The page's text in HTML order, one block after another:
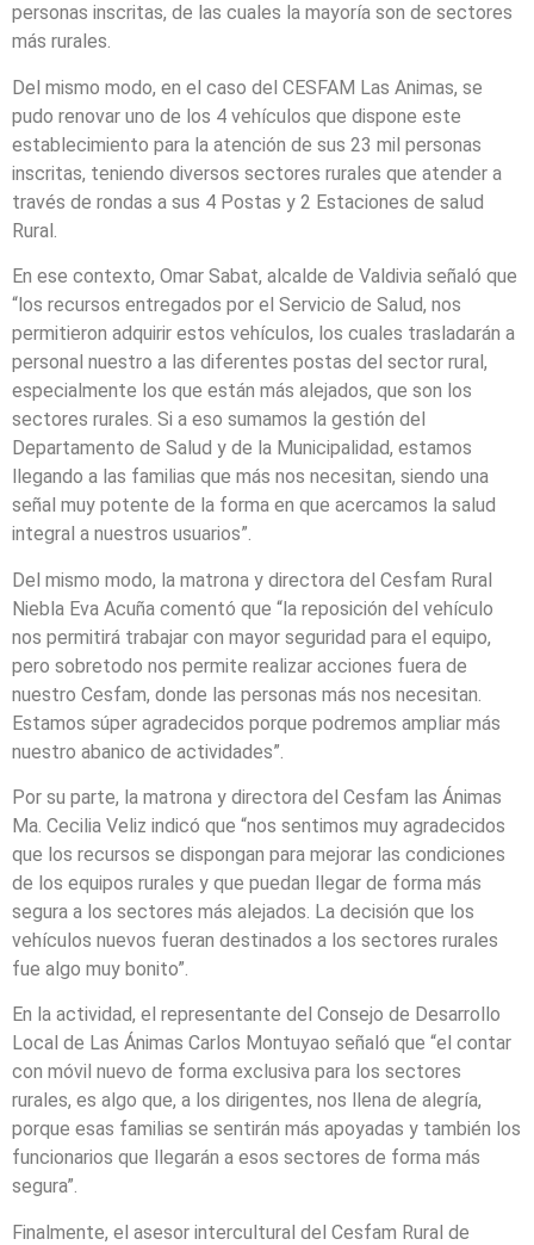
personas inscritas, de las cuales la mayoría son de sectores
más rurales.
Del mismo modo, en el caso del CESFAM Las Animas, se
pudo renovar uno de los 4 vehículos que dispone este
establecimiento para la atención de sus 23 mil personas
inscritas, teniendo diversos sectores rurales que atender a
través de rondas a sus 4 Postas y 2 Estaciones de salud
Rural.
En ese contexto, Omar Sabat, alcalde de Valdivia señaló que
“los recursos entregados por el Servicio de Salud, nos
permitieron adquirir estos vehículos, los cuales trasladarán a
personal nuestro a las diferentes postas del sector rural,
especialmente los que están más alejados, que son los
sectores rurales. Si a eso sumamos la gestión del
Departamento de Salud y de la Municipalidad, estamos
llegando a las familias que más nos necesitan, siendo una
señal muy potente de la forma en que acercamos la salud
integral a nuestros usuarios”.
Del mismo modo, la matrona y directora del Cesfam Rural
Niebla Eva Acuña comentó que “la reposición del vehículo
nos permitirá trabajar con mayor seguridad para el equipo,
pero sobretodo nos permite realizar acciones fuera de
nuestro Cesfam, donde las personas más nos necesitan.
Estamos súper agradecidos porque podremos ampliar más
nuestro abanico de actividades”.
Por su parte, la matrona y directora del Cesfam las Ánimas
Ma. Cecilia Veliz indicó que “nos sentimos muy agradecidos
que los recursos se dispongan para mejorar las condiciones
de los equipos rurales y que puedan llegar de forma más
segura a los sectores más alejados. La decisión que los
vehículos nuevos fueran destinados a los sectores rurales
fue algo muy bonito”.
En la actividad, el representante del Consejo de Desarrollo
Local de Las Ánimas Carlos Montuyao señaló que “el contar
con móvil nuevo de forma exclusiva para los sectores
rurales, es algo que, a los dirigentes, nos llena de alegría,
porque esas familias se sentirán más apoyadas y también los
funcionarios que llegarán a esos sectores de forma más
segura”.
Finalmente, el asesor intercultural del Cesfam Rural de